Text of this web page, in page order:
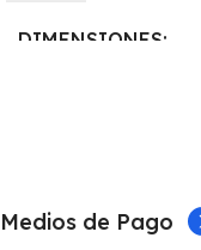
DIMENSIONES
Medios de Pago